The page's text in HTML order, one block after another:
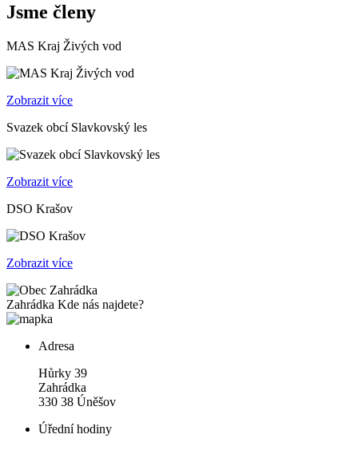
Jsme členy
MAS Kraj Živých vod
Zobrazit více
Svazek obcí Slavkovský les
Zobrazit více
DSO Krašov
Zobrazit více
Zahrádka Kde nás najdete?
Adresa
Hůrky 39
Zahrádka
330 38 Úněšov
Úřední hodiny